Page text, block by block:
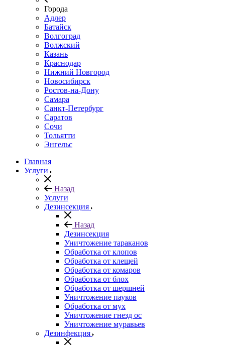
Города
Адлер
Батайск
Волгоград
Волжский
Казань
Краснодар
Нижний Новгород
Новосибирск
Ростов-на-Дону
Самара
Санкт-Петербург
Саратов
Сочи
Тольятти
Энгельс
Главная
Услуги
Назад
Услуги
Дезинсекция
Назад
Дезинсекция
Уничтожение тараканов
Обработка от клопов
Обработка от клещей
Обработка от комаров
Обработка от блох
Обработка от шершней
Уничтожение пауков
Обработка от мух
Уничтожение гнезд ос
Уничтожение муравьев
Дезинфекция